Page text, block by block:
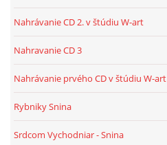
Nahrávanie CD 2. v štúdiu W-art
Nahravanie CD 3
Nahrávanie prvého CD v štúdiu W-art
Rybniky Snina
Srdcom Vychodniar - Snina